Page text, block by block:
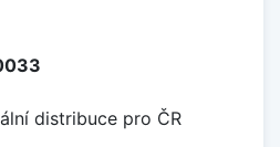
distribuce pro ČR